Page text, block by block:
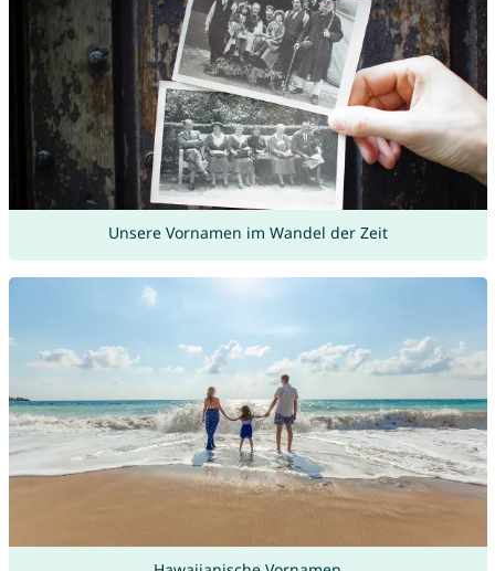
Unsere Vornamen im Wandel der Zeit